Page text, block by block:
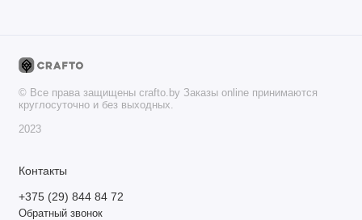
© Все права защищены crafto.by Заказы online принимаются
круглосуточно и без выходных.
2023
Контакты
+375 (29) 844 84 72
Обратный звонок